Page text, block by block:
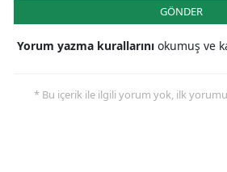
GÖNDER
Yorum yazma kurallarını okumuş ve
* Bu içerik ile ilgili yorum yok, ilk yorumu